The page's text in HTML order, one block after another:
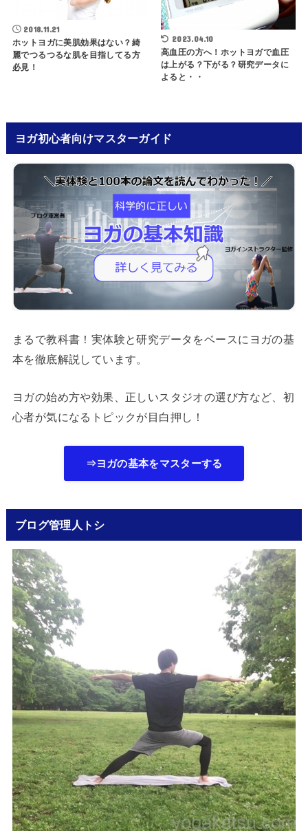
2018.11.21
ホットヨガに美肌効果はない？綺
麗でつるつるな肌を目指してる方
必見！
2023.04.10
高血圧の方へ！ホットヨガで血圧
は上がる？下がる？研究データに
よると・・
ヨガ初心者向けマスターガイド
まるで教科書！実体験と研究データをベースにヨガの基
本を徹底解説しています。
ヨガの始め方や効果、正しいスタジオの選び方など、初
心者が気になるトピックが目白押し！
⇒ヨガの基本をマスターする
ブログ管理人トシ